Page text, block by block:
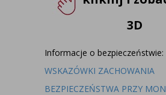
3D
Informacje o bezpieczeństwie:
WSKAZÓWKI ZACHOWANIA
BEZPIECZEŃSTWA PRZY